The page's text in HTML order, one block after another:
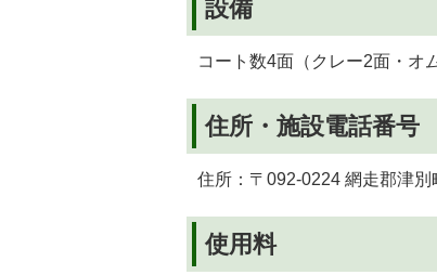
設備
コート数4面（クレー2面・オ
住所・施設電話番号
住所：〒092-0224 網走郡津
使用料